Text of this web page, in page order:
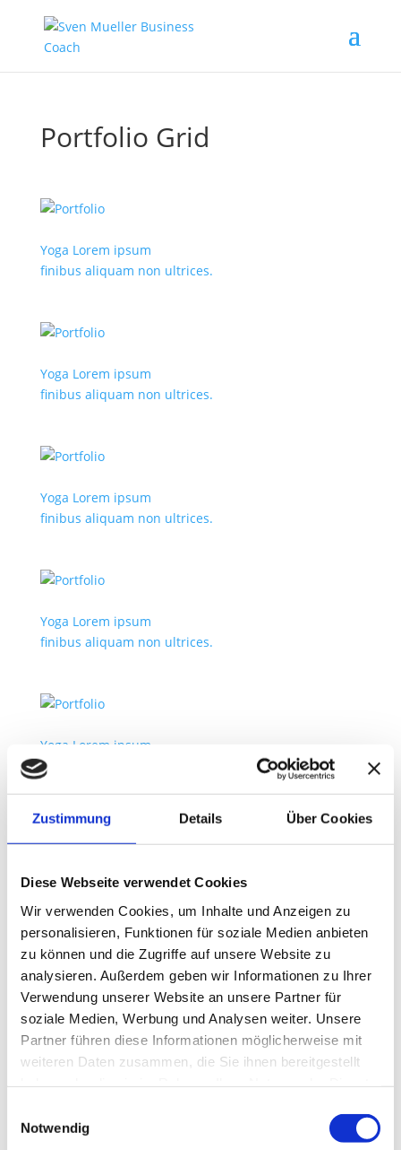
Zustimmung Details Über Cookies
Diese Webseite verwendet Cookies
Wir verwenden Cookies, um Inhalte und Anzeigen zu
personalisieren, Funktionen für soziale Medien anbieten
zu können und die Zugriffe auf unsere Website zu
analysieren. Außerdem geben wir Informationen zu Ihrer
Verwendung unserer Website an unsere Partner für
soziale Medien, Werbung und Analysen weiter. Unsere
Partner führen diese Informationen möglicherweise mit
weiteren Daten zusammen, die Sie ihnen bereitgestellt
Notwendig
Portfolio Grid
Yoga Lorem ipsum
finibus aliquam non ultrices.
Yoga Lorem ipsum
finibus aliquam non ultrices.
Yoga Lorem ipsum
finibus aliquam non ultrices.
Yoga Lorem ipsum
finibus aliquam non ultrices.
Yoga Lorem ipsum
finibus aliquam non ultrices.
finibus aliquam non ultrices.
Load more
Contact me
Neueste Beiträge
Looking back on 2018 + my goals for 2019